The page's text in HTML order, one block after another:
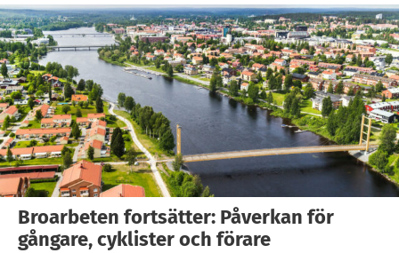
Broarbeten fortsätter: Påverkan för
gångare, cyklister och förare